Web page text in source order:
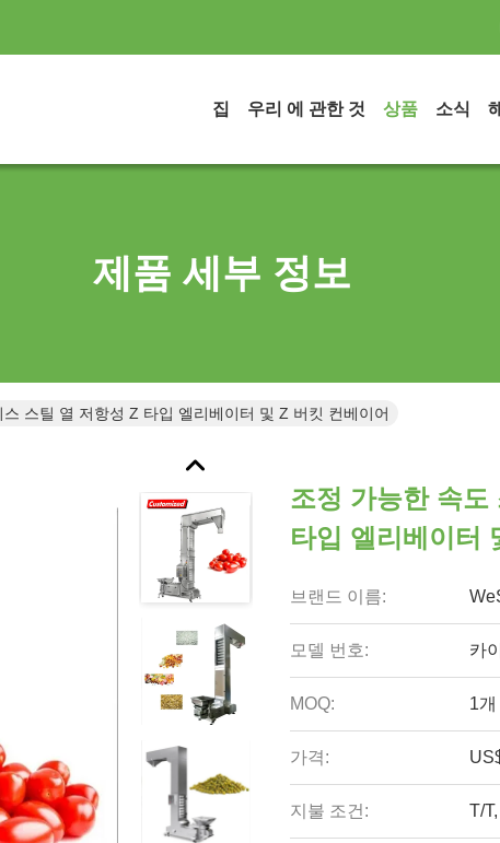
집 우리 에 관한 것 상품 소식
제품 세부 정보
스틸 열 저항성 Z 타입 엘리베이터 및 Z 버킷 컨베이어
조정 가능한 속도
타입 엘리베이터
브랜드 이름:
모델 번호: 카
MOQ: 1개
가격:
지불 조건: T/